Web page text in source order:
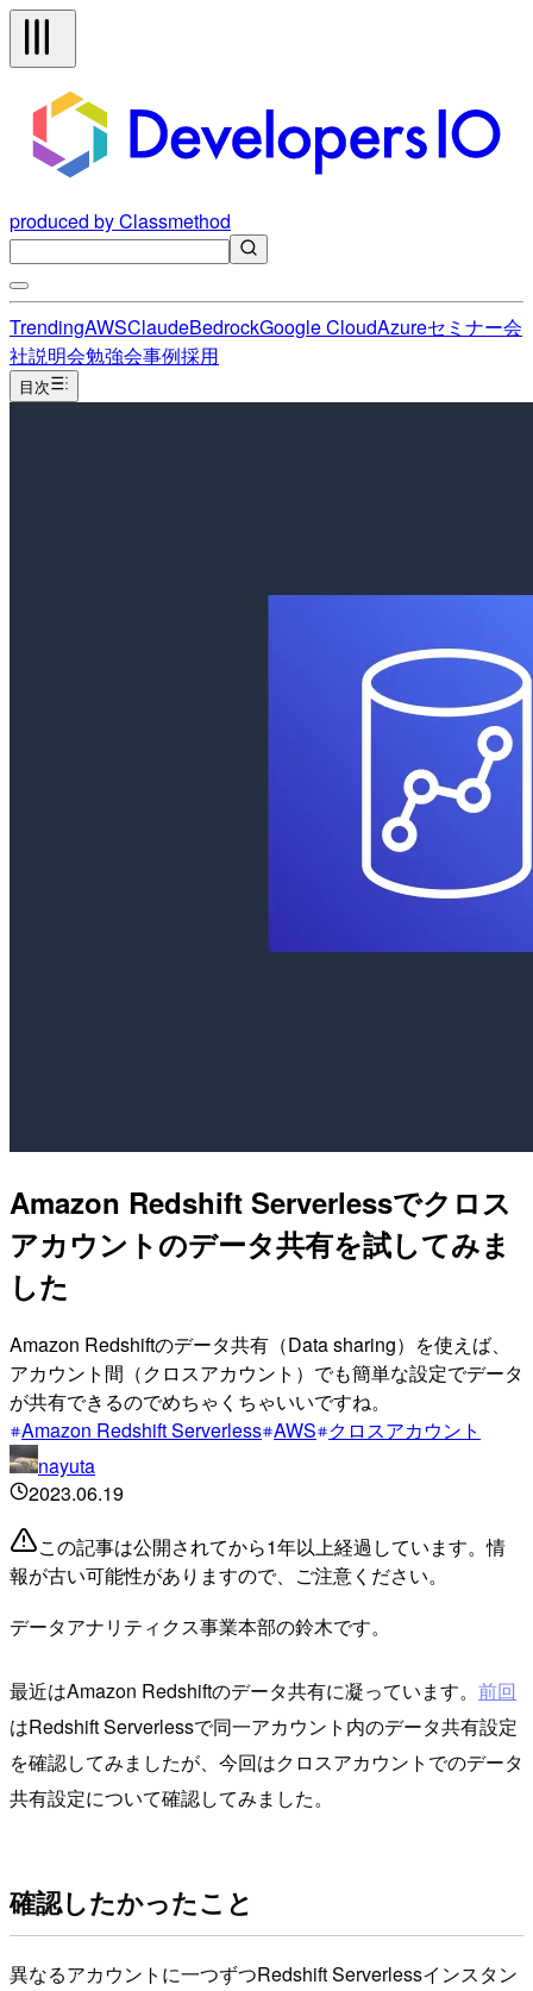
produced by Classmethod
TrendingAWSClaudeBedrockGoogle CloudAzureセミナー会
社説明会勉強会事例採用
目次
Amazon Redshift Serverlessでクロス
アカウントのデータ共有を試してみま
した
Amazon Redshiftのデータ共有（Data sharing）を使えば、
アカウント間（クロスアカウント）でも簡単な設定でデータ
が共有できるのでめちゃくちゃいいですね。
Amazon Redshift Serverless AWS クロスアカウント
nayuta
2023.06.19
この記事は公開されてから1年以上経過しています。情
報が古い可能性がありますので、ご注意ください。
データアナリティクス事業本部の鈴木です。
最近はAmazon Redshiftのデータ共有に凝っています。 前回
はRedshift Serverlessで同一アカウント内のデータ共有設定
を確認してみましたが、今回はクロスアカウントでのデータ
共有設定について確認してみました。
確認したかったこと
異なるアカウントに一つずつRedshift Serverlessインスタン